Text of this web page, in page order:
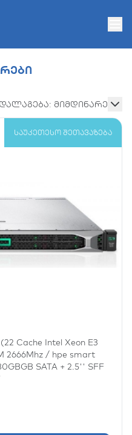
მიმდინარე
ᲡᲐᲣᲙᲔᲗᲔᲡᲝ ᲨᲔᲗᲐᲕᲐᲖᲔᲑᲐ
Cache Intel Xeon E3
2666Mhz / hpe smart
SATA + 2.5'' SFF